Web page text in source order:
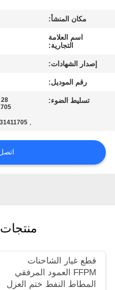
الجودة
اتصل
أخبار
حالات
مكان المنشأ:
اسم العلامة
التجارية:
إصدار الشهادات:
رقم الموديل:
تسليط الضوء:
,
31411705 Rotary Shaft Oil Seals
قطع غيار الشاحنات
FFPM العمود المرفقي
المطاط النفط ختم العزل